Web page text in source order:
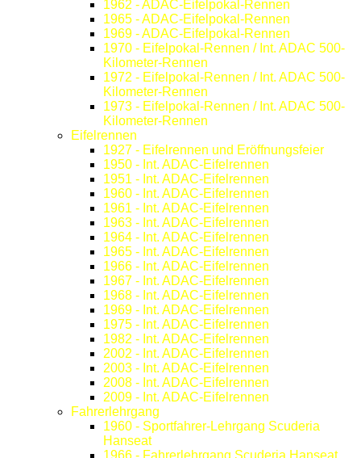
1962 - ADAC-Eifelpokal-Rennen
1965 - ADAC-Eifelpokal-Rennen
1969 - ADAC-Eifelpokal-Rennen
1970 - Eifelpokal-Rennen / Int. ADAC 500-
Kilometer-Rennen
1972 - Eifelpokal-Rennen / Int. ADAC 500-
Kilometer-Rennen
1973 - Eifelpokal-Rennen / Int. ADAC 500-
Kilometer-Rennen
Eifelrennen
1927 - Eifelrennen und Eröffnungsfeier
1950 - Int. ADAC-Eifelrennen
1951 - Int. ADAC-Eifelrennen
1960 - Int. ADAC-Eifelrennen
1961 - Int. ADAC-Eifelrennen
1963 - Int. ADAC-Eifelrennen
1964 - Int. ADAC-Eifelrennen
1965 - Int. ADAC-Eifelrennen
1966 - Int. ADAC-Eifelrennen
1967 - Int. ADAC-Eifelrennen
1968 - Int. ADAC-Eifelrennen
1969 - Int. ADAC-Eifelrennen
1975 - Int. ADAC-Eifelrennen
1982 - Int. ADAC-Eifelrennen
2002 - Int. ADAC-Eifelrennen
2003 - Int. ADAC-Eifelrennen
2008 - Int. ADAC-Eifelrennen
2009 - Int. ADAC-Eifelrennen
Fahrerlehrgang
1960 - Sportfahrer-Lehrgang Scuderia
Hanseat
1966 - Fahrerlehrgang Scuderia Hanseat